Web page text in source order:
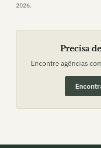
2026.
Precisa
Encontre agências